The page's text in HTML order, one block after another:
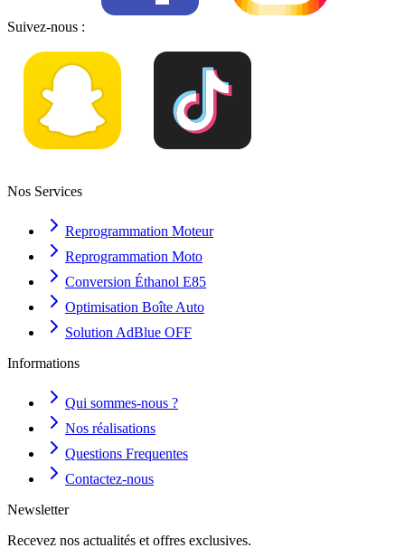
Suivez-nous :
Nos Services
Reprogrammation Moteur
Reprogrammation Moto
Conversion Éthanol E85
Optimisation Boîte Auto
Solution AdBlue OFF
Informations
Qui sommes-nous ?
Nos réalisations
Questions Frequentes
Contactez-nous
Newsletter
Recevez nos actualités et offres exclusives.